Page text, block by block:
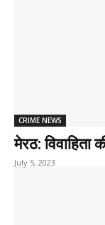
CRIME NEWS
मेरठ:
July 5, 2023